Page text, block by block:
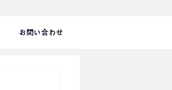
お問い合わせ